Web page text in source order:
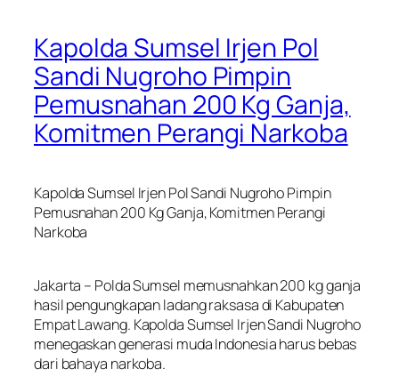
Kapolda Sumsel Irjen Pol
Sandi Nugroho Pimpin
Pemusnahan 200 Kg Ganja,
Komitmen Perangi Narkoba
Kapolda Sumsel Irjen Pol Sandi Nugroho Pimpin
Pemusnahan 200 Kg Ganja, Komitmen Perangi
Narkoba
Jakarta – Polda Sumsel memusnahkan 200 kg ganja
hasil pengungkapan ladang raksasa di Kabupaten
Empat Lawang. Kapolda Sumsel Irjen Sandi Nugroho
menegaskan generasi muda Indonesia harus bebas
dari bahaya narkoba.